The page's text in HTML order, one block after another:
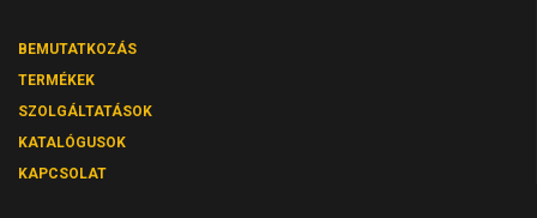
BEMUTATKOZÁS
TERMÉKEK
SZOLGÁLTATÁSOK
KATALÓGUSOK
KAPCSOLAT